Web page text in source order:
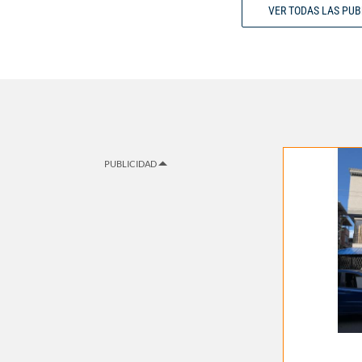
VER TODAS LAS
PUBLICIDAD